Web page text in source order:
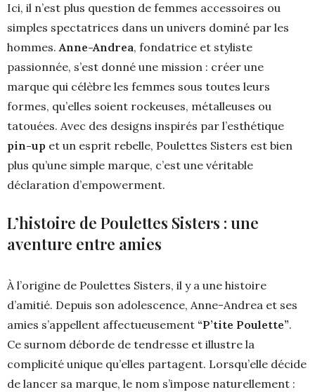
Ici, il n’est plus question de femmes accessoires ou
simples spectatrices dans un univers dominé par les
hommes.Anne-Andrea, fondatrice et styliste
passionnée, s’est donné une mission : créer une
marque qui célèbre les femmes sous toutes leurs
formes, qu’elles soient rockeuses, métalleuses ou
tatouées. Avec des designs inspirés par l’esthétique
pin-up et un esprit rebelle, Poulettes Sisters est bien
plus qu’une simple marque, c’est une véritable
déclaration d’empowerment.
L’histoire de Poulettes Sisters : une
aventure entre amies
À l’origine de Poulettes Sisters, il y a une histoire
d’amitié. Depuis son adolescence, Anne-Andrea et ses
amies s’appellent affectueusement “P’tite Poulette”.
Ce surnom déborde de tendresse et illustre la
complicité unique qu’elles partagent. Lorsqu’elle décide
de lancer sa marque, le nom s’impose naturellement :